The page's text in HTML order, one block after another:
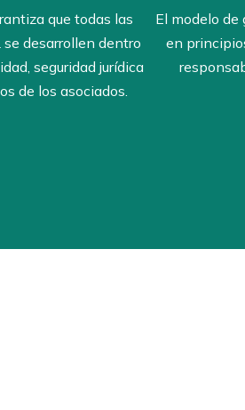
que todas las
desarrollen dentro
seguridad jurídica
de los asociados.
El modelo
en